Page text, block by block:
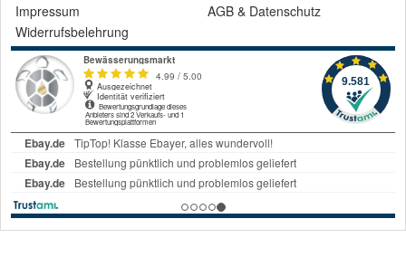
Impressum
AGB & Datenschutz
Widerrufsbelehrung